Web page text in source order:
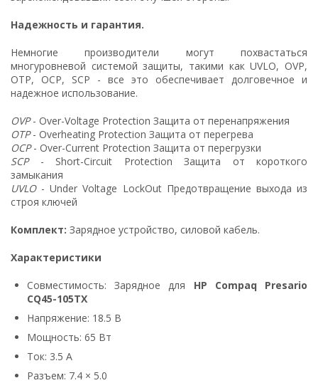
Надежность и гарантия.
Немногие производители могут похвастаться
многуровневой системой защиты, такими как UVLO, OVP,
OTP, OCP, SCP - все это обеспечивает долговечное и
надежное использование.
OVP- Over-Voltage Protection Защита от перенапряжения
OTP- Overheating Protection Защита от перегрева
OCP- Over-Current Protection Защита от перегрузки
SCP- Short-Circuit Protection Защита от короткого
замыкания
UVLO- Under Voltage LockOut Предотвращение выхода из
строя ключей
Комплект: Зарядное устройство, силовой кабель.
Характеристики
Совместимость: Зарядное для HP Compaq Presario
CQ45-105TX
Напряжение: 18.5 В
Мощность: 65 Вт
Ток: 3.5 А
Разъем: 7.4 × 5.0